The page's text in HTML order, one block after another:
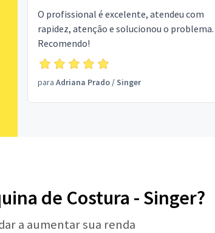
O profissional é excelente, atendeu com
rapidez, atenção e solucionou o problema.
Recomendo!
para Adriana Prado/Singer
de Costura - Singer?
a aumentar sua renda